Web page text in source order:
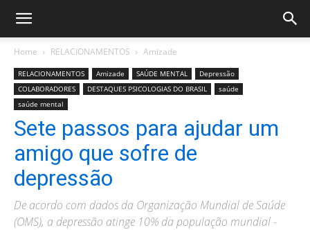
Home RELACIONAMENTOS Amizade
RELACIONAMENTOS Amizade SAÚDE MENTAL
Depressão
COLABORADORES
DESTAQUES PSICOLOGIAS DO BRASIL
saúde
saúde mental
Sete passos para ajudar um
amigo que sofre de
depressão
De acordo com dados da Organização Mundial de Saúde
(OMS), a depressão atinge 10% da população mundial -